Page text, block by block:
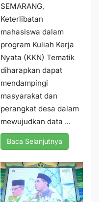
SEMARANG,
Keterlibatan
mahasiswa dalam
program Kuliah Kerja
Nyata (KKN) Tematik
diharapkan dapat
mendampingi
masyarakat dan
perangkat desa dalam
mewujudkan data ...
Baca Selanjutnya